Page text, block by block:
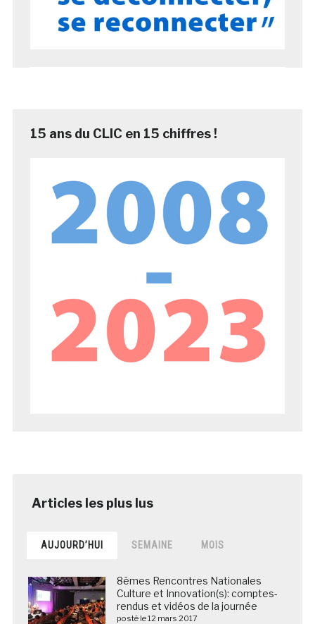
15 ans du CLIC en 15 chiffres !
AUJOURD’HUI SEMAINE MOIS
8èmes Rencontres Nationales
Culture et Innovation(s): comptes-
rendus et vidéos de la journée
posté le 12 mars 2017